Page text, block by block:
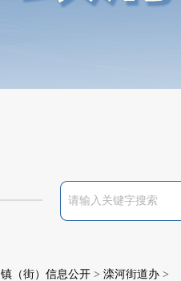
镇（街）信息公开 > 滦河街道办 >